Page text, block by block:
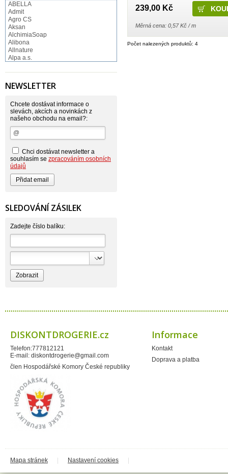
239,00 Kč
Měrná cena: 0,57 Kč / m
Počet nalezených produktů: 4
ABELLA
Admit
Agro CS
Aksan
AlchimiaSoap
Alibona
Allnature
Alpa a.s.
Alufix
Astonish
Atlantic
AutoMax Group
Axcentive
BaL
Bateria
Beauty Lille
Beiersdorf - Nivea
Bella
Benkor
BERGEN S. R. L.
Bettina Barty
Bio-repel
Bioclean
Biolit
BIOM s.r.o.
Bioprospect
Bispol
Blue Stratos
BlueSun
Bolton
BumusCare GmBh
Certex
Chante Clair
Chopa
ChupaChups
Claro
Cleanzy s.r.o.
Cleary Group Italy
Clovin Germany
Codaa
Colgate - Palmolive
Coty
Coyote
Dalli
Dalli - Werkge Germany
NEWSLETTER
Chcete dostávat informace o
slevách, akcích a novinkách z
našeho obchodu na email?:
Chci dostávat newsletter a
souhlasím se zpracováním osobních
údajů
SLEDOVÁNÍ ZÁSILEK
Zadejte číslo balíku:
DISKONTDROGERIE.cz
Telefon:777812121
E-mail: diskontdrogerie@gmail.com
člen Hospodářské Komory České republiky
Informace
Kontakt
Doprava a platba
Mapa stránek Nastavení cookies